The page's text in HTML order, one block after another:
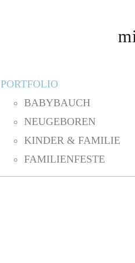
PORTFOLIO
BABYBAUCH
NEUGEBOREN
KINDER & FAMILIE
FAMILIENFESTE